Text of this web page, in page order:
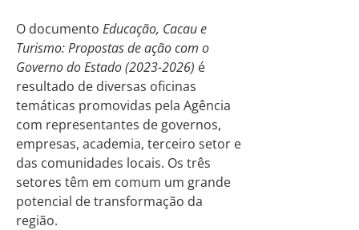
O documento Educação, Cacau e
Turismo: Propostas de ação com o
Governo do Estado (2023-2026) é
resultado de diversas oficinas
temáticas promovidas pela Agência
com representantes de governos,
empresas, academia, terceiro setor e
das comunidades locais. Os três
setores têm em comum um grande
potencial de transformação da
região.